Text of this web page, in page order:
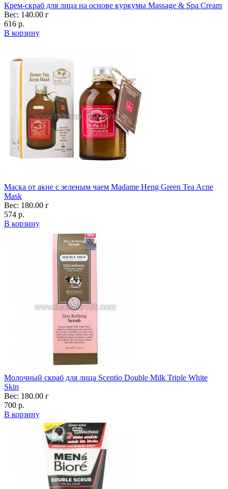
Крем-скраб для лица на основе куркумы Massage & Spa Cream
Вес: 140.00 г
616 р.
В корзину
Маска от акне с зеленым чаем Madame Heng Green Tea Acne
Mask
Вес: 180.00 г
574 р.
В корзину
Молочный скраб для лица Scentio Double Milk Triple White
Skin
Вес: 180.00 г
700 р.
В корзину